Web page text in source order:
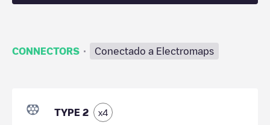
CONNECTORS · Conectado a Electromaps
TYPE 2 x4